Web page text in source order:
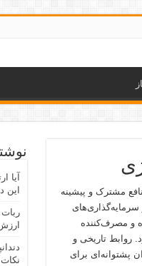
مشترک و پیشینه
و مصرف‌کننده
روابط تاریخی و
پشتوانه‌ای برای
آیا
این
نکات